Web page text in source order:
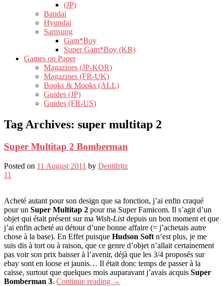
(JP)
Bandai
Hyundai
Samsung
Gam*Boy
Super Gam*Boy (KR)
Games on Paper
Magazines (JP-KOR)
Magazines (FR-UK)
Books & Mooks (ALL)
Guides (JP)
Guides (FR-US)
Tag Archives: super multitap 2
Super Multitap 2 Bomberman
Posted on 11 August 2011 by Dentifritz
11
Acheté autant pour son design que sa fonction, j’ai enfin craqué
pour un Super Multitap 2 pour ma Super Famicom. Il s’agit d’un
objet qui était présent sur ma Wish-Listdepuis un bon moment et que
j’ai enfin acheté au détour d’une bonne affaire (= j’achetais autre
chose à la base). En Effet puisque Hudson Soft n’est plus, je me
suis dis à tort ou à raison, que ce genre d’objet n’allait certainement
pas voir son prix baisser à l’avenir, déjà que les 3/4 proposés sur
ebay sont en loose et jaunis… Il était donc temps de passer à la
caisse, surtout que quelques mois auparavant j’avais acquis Super
Bomberman 3. Continue reading →